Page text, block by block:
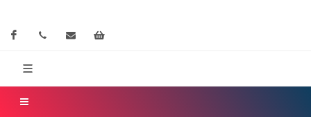
Facebook contactez nous